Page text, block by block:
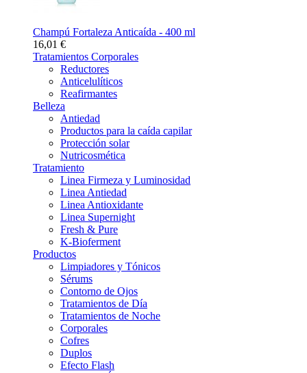
Champú Fortaleza Anticaída - 400 ml
16,01 €
Tratamientos Corporales
Reductores
Anticelulíticos
Reafirmantes
Belleza
Antiedad
Productos para la caída capilar
Protección solar
Nutricosmética
Tratamiento
Linea Firmeza y Luminosidad
Linea Antiedad
Linea Antioxidante
Linea Supernight
Fresh & Pure
K-Bioferment
Productos
Limpiadores y Tónicos
Sérums
Contorno de Ojos
Tratamientos de Día
Tratamientos de Noche
Corporales
Cofres
Duplos
Efecto Flash